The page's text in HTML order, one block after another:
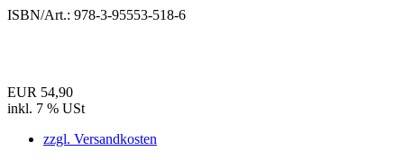
ISBN/Art.: 978-3-95553-518-6
EUR 54,90
inkl. 7 % USt
zzgl. Versandkosten